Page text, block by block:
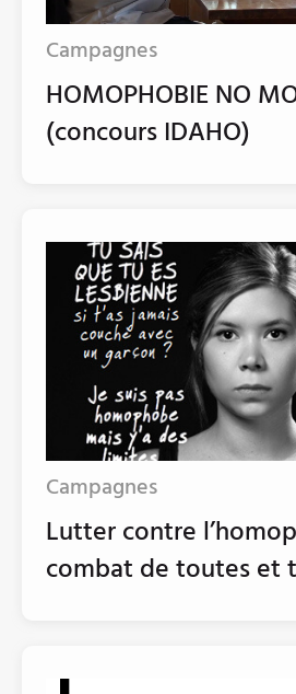
Campagnes
HOMOPHOBIE NO
(concours IDAHO)
Campagnes
Lutter contre
combat de toutes et